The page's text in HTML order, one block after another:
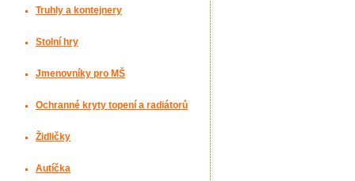
Truhly a kontejnery
Stolní hry
Jmenovníky pro MŠ
Ochranné kryty topení a radiátorů
Židličky
Autíčka